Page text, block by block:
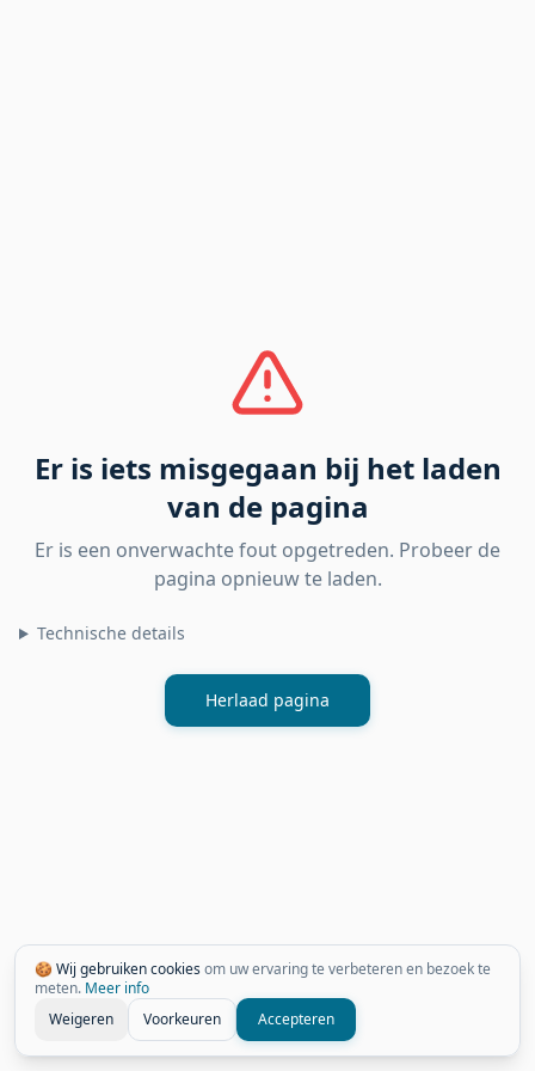
🍪 Wij gebruiken cookiesom uw ervaring te verbeteren en bezoek te
meten. Meer info
Weigeren
Voorkeuren Accepteren
Er is iets misgegaan bij het laden
van de pagina
Er is een onverwachte fout opgetreden. Probeer de
pagina opnieuw te laden.
Technische details
Herlaad pagina